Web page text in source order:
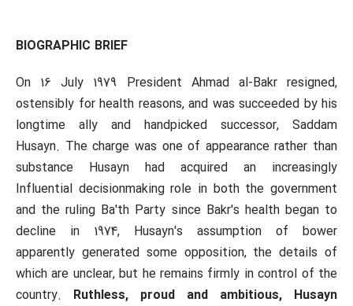
BIOGRAPHIC BRIEF
On 16 July 1979 President Ahmad al-Bakr resigned,
ostensibly for health reasons, and was succeeded by his
longtime ally and handpicked successor, Saddam
Husayn. The charge was one of appearance rather than
substance Husayn had acquired an increasingly
Influential decisionmaking role in both the government
and the ruling Ba'th Party since Bakr's health began to
decline in 1974, Husayn's assumption of bower
apparently generated some opposition, the details of
which are unclear, but he remains firmly in control of the
country. Ruthless, proud and ambitious, Husayn